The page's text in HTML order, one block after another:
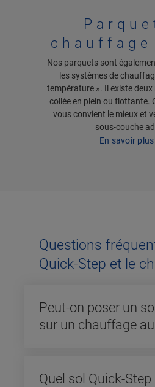
chauffage
Nos parquets sont
les systèmes de
température ». Il existe deux
collée en plein ou flottante.
vous convient le mieux et
sous-couche
En savoir plus
Questions
Quick-Step et le
Peut-on poser un
sur un chauffage
Quel sol Quick-